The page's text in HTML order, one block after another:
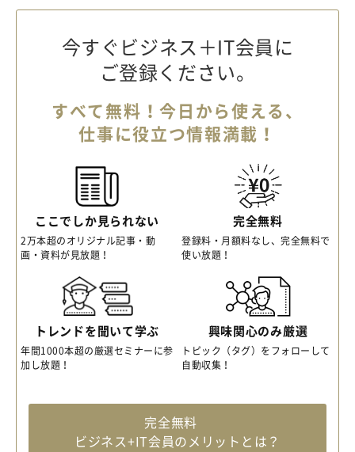
今すぐビジネス＋IT会員に
ご登録ください。
すべて無料！今日から使える、
仕事に役立つ情報満載！
ここでしか見られない
2万本超のオリジナル記事・動
画・資料が見放題！
完全無料
登録料・月額料なし、完全無料で
使い放題！
トレンドを聞いて学ぶ
年間1000本超の厳選セミナーに参
加し放題！
興味関心のみ厳選
トピック（タグ）をフォローして
自動収集！
完全無料
ビジネス+IT会員のメリットとは？